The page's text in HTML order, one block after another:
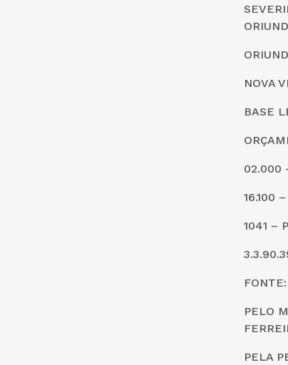
NOVA
BASE
02.000
16.100
1041 –
PELO
PELA